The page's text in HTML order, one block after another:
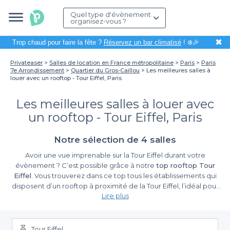
Quel type d'évènement
organisez-vous ?
Trop chaud pour faire la fête ? Réservez un bar climatisé! ❄️🎉 ✖
Privateaser Salles de location en France métropolitaine Paris
Paris
7e Arrondissement
Quartier du Gros-Caillou
Les meilleures salles à
louer avec un rooftop - Tour Eiffel, Paris
Les meilleures salles à louer avec
un rooftop - Tour Eiffel, Paris
Notre sélection de 4 salles
Avoir une vue imprenable sur la Tour Eiffel durant votre
évènement ? C’est possible grâce à notre top rooftop Tour
Eiffel . Vous trouverez dans ce top tous les établissements qui
disposent d’un rooftop à proximité de la Tour Eiffel, l’idéal pour
un cadre magique et unique pour votre soirée. Offrez un
ou votre afterwork sur l’un des rooftop de notre guide des
meilleurs rooftop proches de la Tour Eiffel. Imaginez : vos très
Lire plus